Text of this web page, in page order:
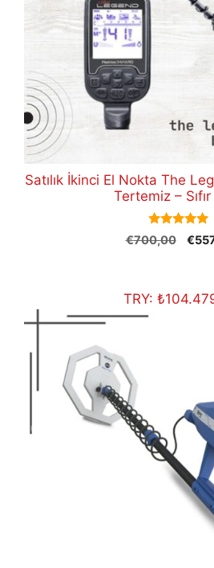
Satılık İkinci El Nokta The
Tertemiz –
5.00
out of 5
€700,00 €
TRY: ₺